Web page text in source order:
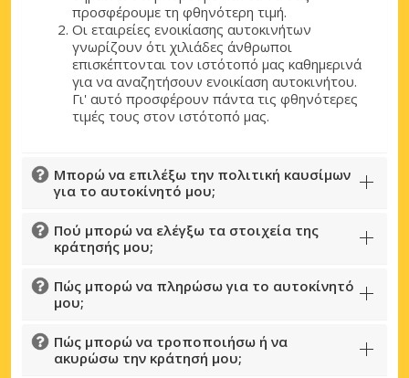
προσφέρουμε τη φθηνότερη τιμή.
Οι εταιρείες ενοικίασης αυτοκινήτων
γνωρίζουν ότι χιλιάδες άνθρωποι
επισκέπτονται τον ιστότοπό μας καθημερινά
για να αναζητήσουν ενοικίαση αυτοκινήτου.
Γι' αυτό προσφέρουν πάντα τις φθηνότερες
τιμές τους στον ιστότοπό μας.
Μπορώ να επιλέξω την πολιτική καυσίμων
για το αυτοκίνητό μου;
Πού μπορώ να ελέγξω τα στοιχεία της
κράτησής μου;
Πώς μπορώ να πληρώσω για το αυτοκίνητό
μου;
Πώς μπορώ να τροποποιήσω ή να
ακυρώσω την κράτησή μου;